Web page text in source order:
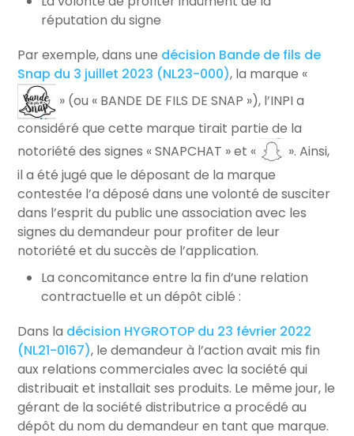
réputation du signe
Par exemple, dans une décision Bande de fils de
Snap du 3 juillet 2023 (NL23-000), la marque «
» (ou « BANDE DE FILS DE SNAP »), l’INPI a
considéré que cette marque tirait partie de la
notoriété des signes « SNAPCHAT » et «
». Ainsi,
il a été jugé que le déposant de la marque
contestée l’a déposé dans une volonté de susciter
dans l’esprit du public une association avec les
signes du demandeur pour profiter de leur
notoriété et du succès de l’application.
La concomitance entre la fin d’une relation
contractuelle et un dépôt ciblé :
Dans la décision HYGROTOP du 23 février 2022
(NL21-0167), le demandeur à l’action avait mis fin
aux relations commerciales avec la société qui
distribuait et installait ses produits. Le même jour, le
gérant de la société distributrice a procédé au
dépôt du nom du demandeur en tant que marque.